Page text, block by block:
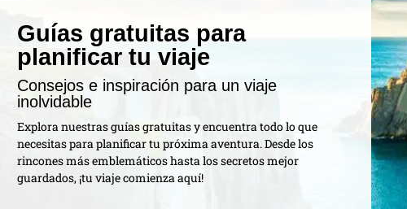
Guías gratuitas para
planificar tu viaje
Consejos e inspiración para un viaje
inolvidable
Explora nuestras guías gratuitas y encuentra todo lo que
necesitas para planificar tu próxima aventura. Desde los
rincones más emblemáticos hasta los secretos mejor
guardados, ¡tu viaje comienza aquí!